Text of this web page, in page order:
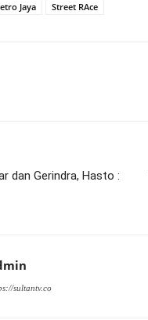
Jaya Street RAce
dan Gerindra, Hasto :
sultantv.co